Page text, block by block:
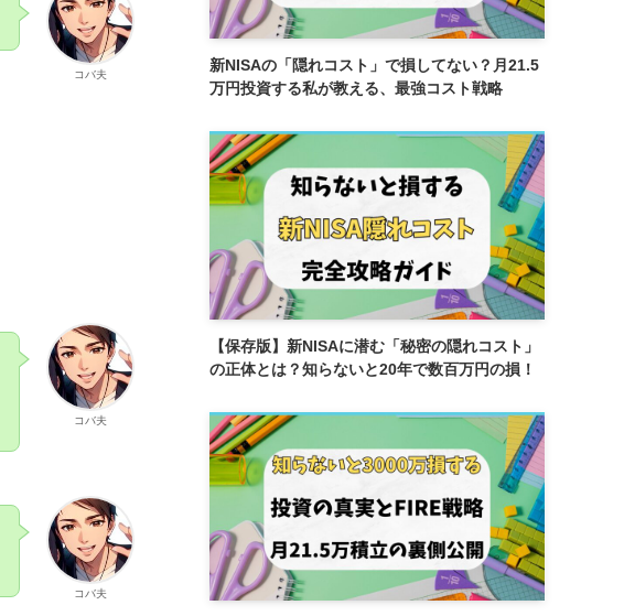
コバ夫
コバ夫
コバ夫
新NISAの「隠れコスト」で損してない？月21.5
万円投資する私が教える、最強コスト戦略
【保存版】新NISAに潜む「秘密の隠れコスト」
の正体とは？知らないと20年で数百万円の損！